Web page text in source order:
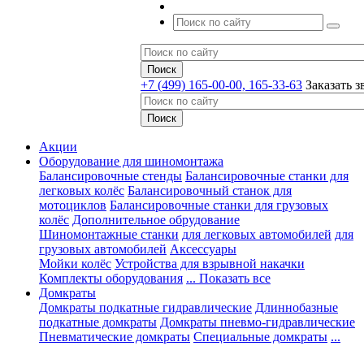
+7 (499) 165-00-00, 165-33-63 Заказать
Акции
Оборудование для шиномонтажа
Балансировочные стенды Балансировочные станки для
легковых колёс Балансировочный станок для
мотоциклов Балансировочные станки для грузовых
колёс Дополнительное обрудование
Шиномонтажные станки для легковых автомобилей для
грузовых автомобилей Аксессуары
Мойки колёс Устройства для взрывной накачки
Комплекты оборудования ... Показать все
Домкраты
Домкраты подкатные гидравлические Длиннобазные
подкатные домкраты Домкраты пневмо-гидравлические
Пневматические домкраты Специальные домкраты ...